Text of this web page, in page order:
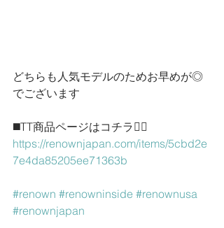
どちらも人気モデルのためお早めが◎
でございます
◼️TT商品ページはコチラ💁‍♀️
https://renownjapan.com/items/5cbd2e
7e4da85205ee71363b
#renown #renowninside #renownusa
#renownjapan